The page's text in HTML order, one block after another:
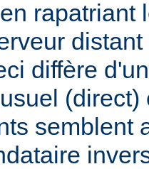
rapatriant
diffère
(direct)
semblent